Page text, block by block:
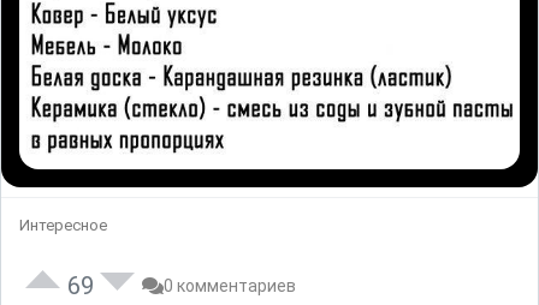
Интересное
69 0 комментариев